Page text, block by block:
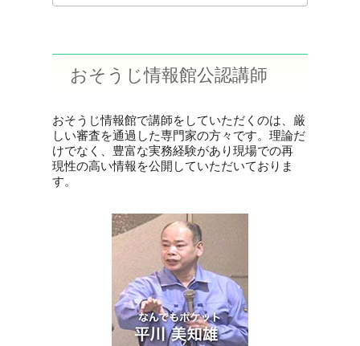
おそうじ情報館公認講師
おそうじ情報館で講師をしていただくのは、厳
しい審査を通過した専門家の方々です。理論だ
けでなく、豊富な実務経験があり現場での再
現性の高い情報を公開していただいておりま
す。